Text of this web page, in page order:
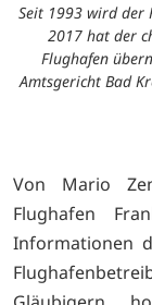
Seit 1993 wird der
2017 hat der
Flughafen
Amtsgericht Bad
Von Mario
Flughafen
Informationen